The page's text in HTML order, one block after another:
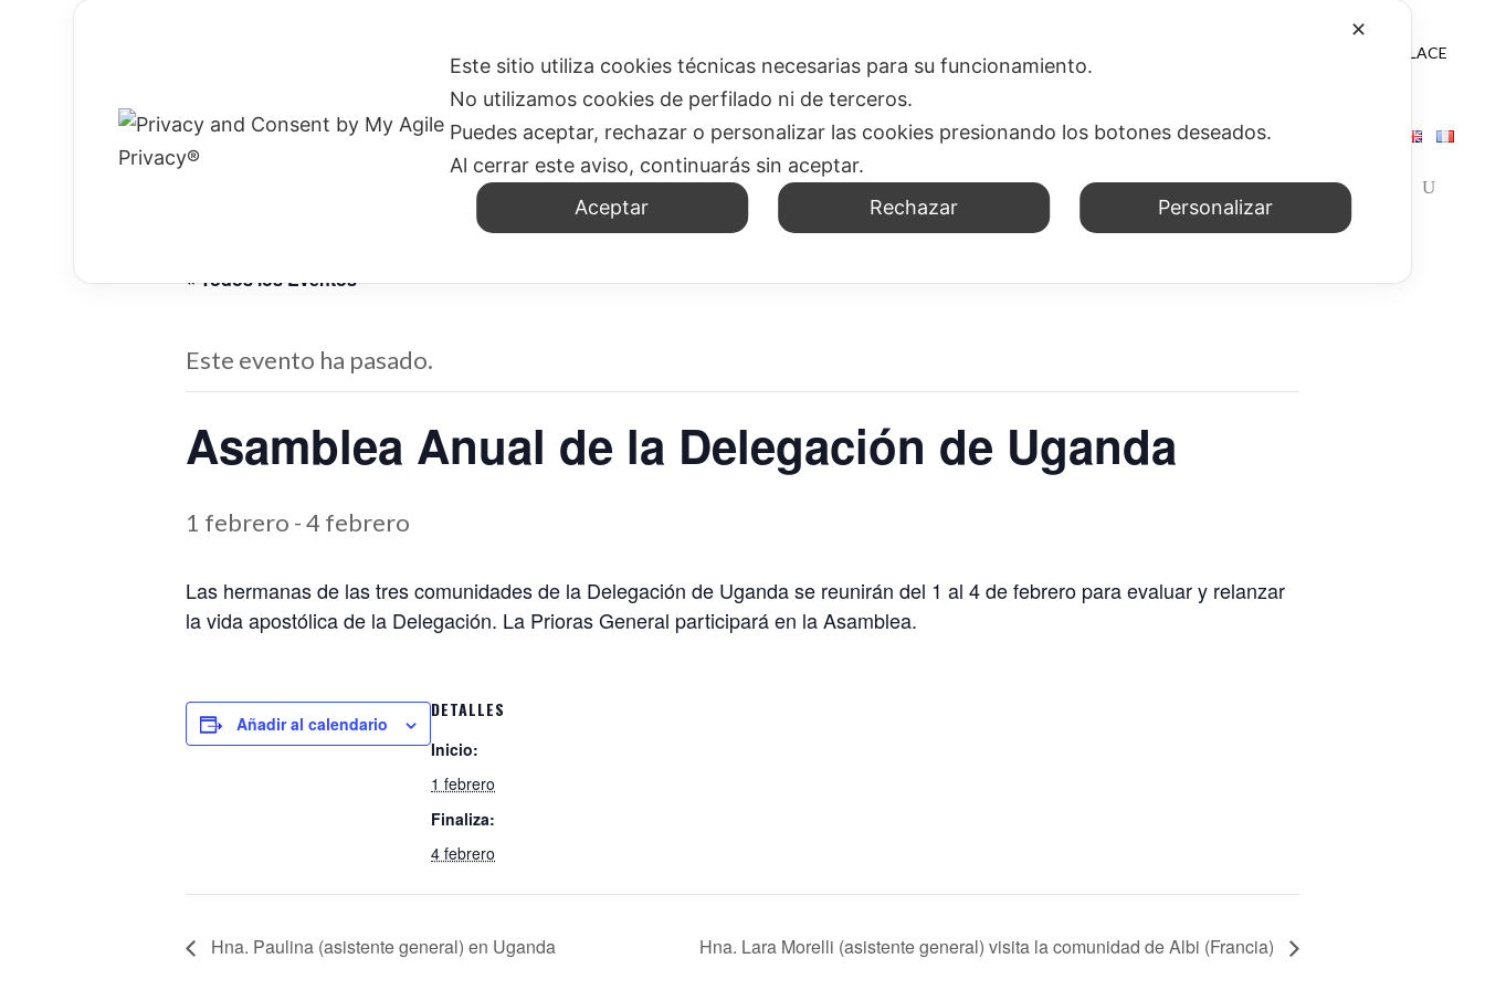
ENLACE
« Todos los Eventos
Este evento ha pasado.
Asamblea Anual de la Delegación de Uganda
1 febrero -4 febrero
Las hermanas de las tres comunidades de la Delegación de Uganda se reunirán del 1 al 4 de febrero para evaluar y relanzar
la vida apostólica de la Delegación. La Prioras General participará en la Asamblea.
Añadir al calendario
DETALLES
Inicio:
1 febrero
Finaliza:
4 febrero
Hna. Paulina (asistente general) en Uganda Hna. Lara Morelli (asistente general) visita la comunidad de Albi (Francia)
✕
Este sitio utiliza cookies técnicas necesarias para su funcionamiento.
No utilizamos cookies de perfilado ni de terceros.
Puedes aceptar, rechazar o personalizar las cookies presionando los botones deseados.
Al cerrar este aviso, continuarás sin aceptar.
Aceptar
Rechazar Personalizar